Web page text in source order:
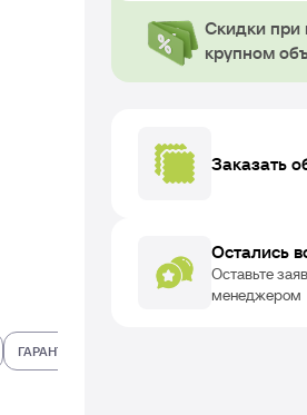
ГАРАНТИИ И ВОЗВРАТ
Скидки при
крупном
Заказать
Остались
Оставьте
менеджером